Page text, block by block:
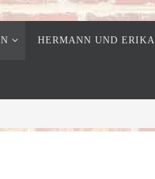
HERMANN UND ERIKA